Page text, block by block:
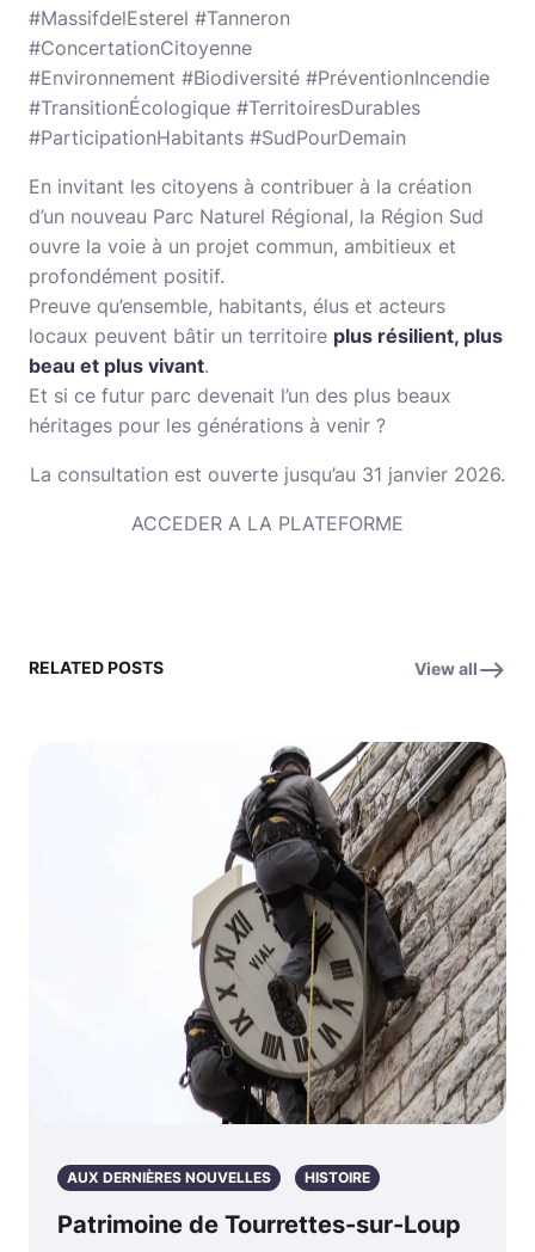
#MassifdelEsterel #Tanneron
#ConcertationCitoyenne
#Environnement #Biodiversité #PréventionIncendie
#TransitionÉcologique #TerritoiresDurables
#ParticipationHabitants #SudPourDemain
En invitant les citoyens à contribuer à la création
d’un nouveau Parc Naturel Régional, la Région Sud
ouvre la voie à un projet commun, ambitieux et
profondément positif.
Preuve qu’ensemble, habitants, élus et acteurs
locaux peuvent bâtir un territoire plus résilient, plus
beau et plus vivant.
Et si ce futur parc devenait l’un des plus beaux
héritages pour les générations à venir ?
La consultation est ouverte jusqu’au 31 janvier 2026.
ACCEDER A LA PLATEFORME
RELATED POSTS View all
AUX DERNIÈRES NOUVELLES HISTOIRE
Patrimoine de Tourrettes-sur-Loup